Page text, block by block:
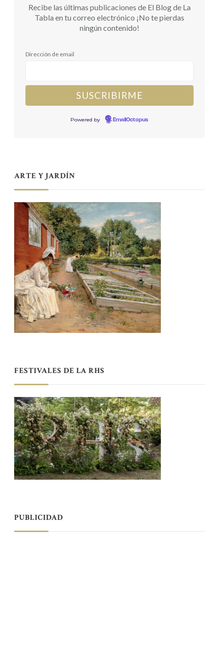
Recibe las últimas publicaciones de El Blog de La
Tabla en tu correo electrónico ¡No te pierdas
ningún contenido!
Dirección de email
Powered by EmailOctopus
ARTE Y JARDÍN
FESTIVALES DE LA RHS
PUBLICIDAD